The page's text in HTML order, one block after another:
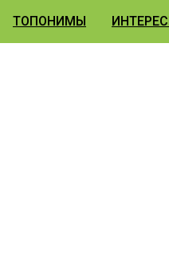
ТОПОНИМЫ